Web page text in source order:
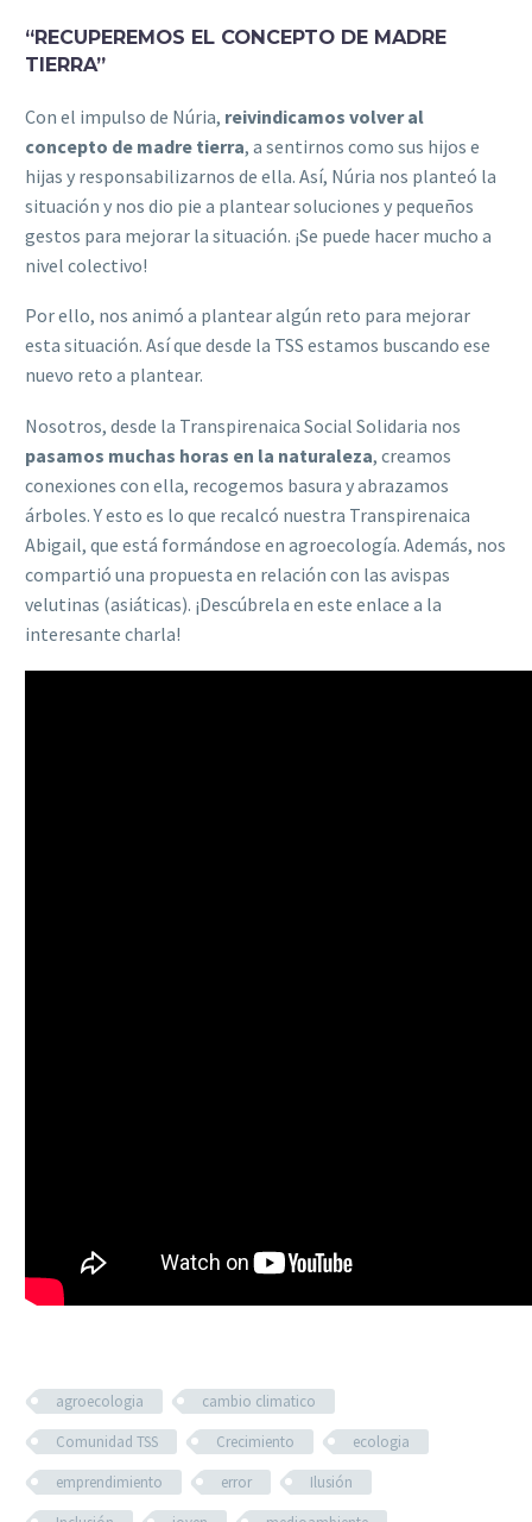
“RECUPEREMOS EL CONCEPTO DE MADRE
TIERRA”
Con el impulso de Núria, reivindicamos volver al
concepto de madre tierra, a sentirnos como sus hijos e
hijas y responsabilizarnos de ella. Así, Núria nos planteó la
situación y nos dio pie a plantear soluciones y pequeños
gestos para mejorar la situación. ¡Se puede hacer mucho a
nivel colectivo!
Por ello, nos animó a plantear algún reto para mejorar
esta situación. Así que desde la TSS estamos buscando ese
nuevo reto a plantear.
Nosotros, desde la Transpirenaica Social Solidaria nos
pasamos muchas horas en la naturaleza, creamos
conexiones con ella, recogemos basura y abrazamos
árboles. Y esto es lo que recalcó nuestra Transpirenaica
Abigail, que está formándose en agroecología. Además, nos
compartió una propuesta en relación con las avispas
velutinas (asiáticas). ¡Descúbrela en este enlace a la
interesante charla!
agroecologia
cambio climatico
Comunidad TSS
Crecimiento
ecologia
emprendimiento
error
Ilusión